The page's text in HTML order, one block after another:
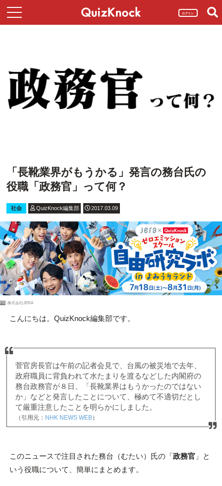
ログイン
「長靴業界がもうかる」発言の務台氏の
役職「政務官」って何？
社会 QuizKnock編集部 2017.03.09
PR 株式会社JERA
こんにちは。QuizKnock編集部です。
菅官房長官は午前の記者会見で、台風の被災地で去年、
政府職員に背負われて水たまりを渡るなどした内閣府の
務台政務官が８日、「長靴業界はもうかったのではない
か」などと発言したことについて、極めて不適切だとし
て厳重注意したことを明らかにしました。
（引用元： NHK NEWS WEB）
このニュースで注目された務台（むたい）氏の「政務官」と
いう役職について、簡単にまとめます。